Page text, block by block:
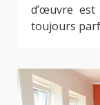
d’œuvre
toujours